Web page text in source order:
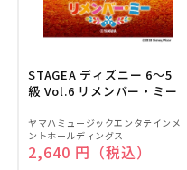
STAGEA ディズニー 6～5
級 Vol.6 リメンバー・ミー
販
売
ヤマハミュージックエンタテインメ
ントホールディングス
通常価格
2,640 円（税込）